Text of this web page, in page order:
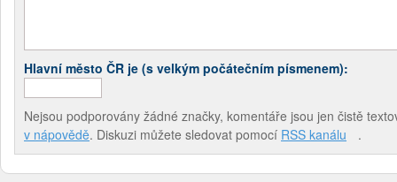
Hlavní město ČR je (s velkým počátečním písmenem):
Nejsou podporovány žádné značky, komentáře jsou jen čistě
v nápovědě. Diskuzi můžete sledovat pomocí RSS kanálu .